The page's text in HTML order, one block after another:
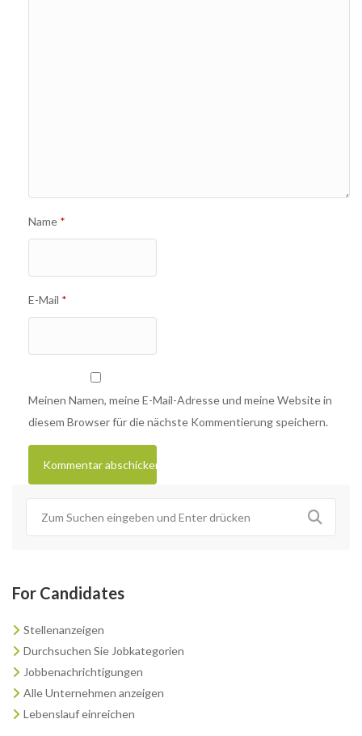
Name *
E-Mail *
Meinen Namen, meine E-Mail-Adresse und meine Website in
diesem Browser für die nächste Kommentierung speichern.
For Candidates
Stellenanzeigen
Durchsuchen Sie Jobkategorien
Jobbenachrichtigungen
Alle Unternehmen anzeigen
Lebenslauf einreichen